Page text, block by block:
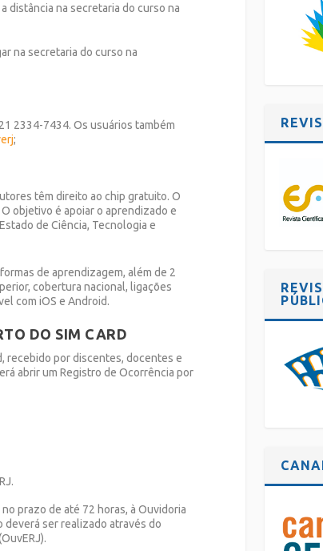
distância na secretaria do curso na
na secretaria do curso na
2334-7434. Os usuários também
;
têm direito ao chip gratuito. O
objetivo é apoiar o aprendizado e
de Ciência, Tecnologia e
de aprendizagem, além de 2
cobertura nacional, ligações
com iOS e Android.
DO SIM CARD
recebido por discentes, docentes e
abrir um Registro de Ocorrência por
prazo de até 72 horas, à Ouvidoria
deverá ser realizado através do